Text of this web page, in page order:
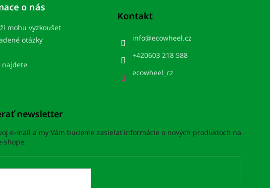
o nás
mohu vyzkoušet
otázky
najdete
Kontakt
info@ecowheel.cz
+420603 218 588
ecowheel_cz
newsletter
e-mail a my Vám budeme zasielať informácie o nových produktoch na
shope.